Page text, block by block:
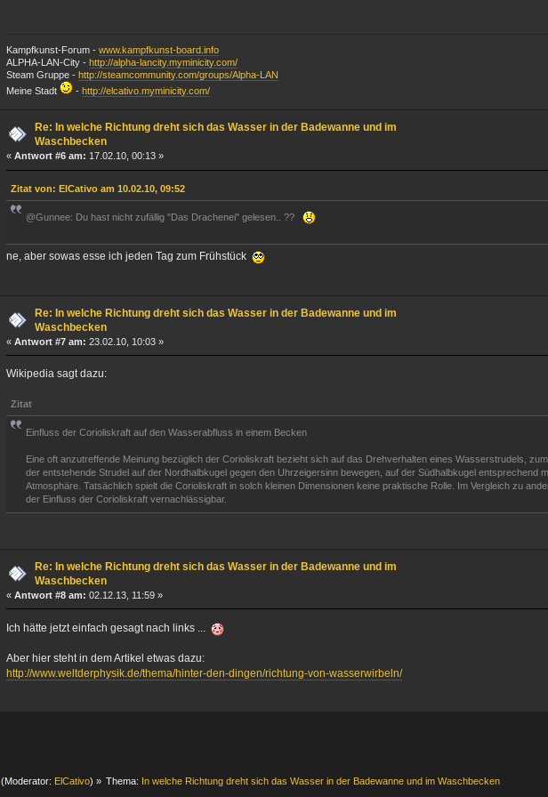
Kampfkunst-Forum - www.kampfkunst-board.info
ALPHA-LAN-City - http://alpha-lancity.myminicity.com/
Steam Gruppe - http://steamcommunity.com/groups/Alpha-LAN
Meine Stadt
- http://elcativo.myminicity.com/
Re: In welche Richtung dreht sich das Wasser in der Badewanne und im
Waschbecken
« Antwort #6 am: 17.02.10, 00:13 »
Zitat von: ElCativo am 10.02.10, 09:52
@Gunnee: Du hast nicht zufällig "Das Drachenei" gelesen.. ??
ne, aber sowas esse ich jeden Tag zum Frühstück
Re: In welche Richtung dreht sich das Wasser in der Badewanne und im
Waschbecken
« Antwort #7 am: 23.02.10, 10:03 »
Wikipedia sagt dazu:
Zitat
Einfluss der Corioliskraft auf den Wasserabfluss in einem Becken
Eine oft anzutreffende Meinung bezüglich der Corioliskraft bezieht sich auf das Drehverhalten eines Wasserstrudels,
der entstehende Strudel auf der Nordhalbkugel gegen den Uhrzeigersinn bewegen, auf der Südhalbkugel entsprechend
Atmosphäre. Tatsächlich spielt die Corioliskraft in solch kleinen Dimensionen keine praktische Rolle. Im Vergleich zu
der Einfluss der Corioliskraft vernachlässigbar.
Re: In welche Richtung dreht sich das Wasser in der Badewanne und im
Waschbecken
« Antwort #8 am: 02.12.13, 11:59 »
Ich hätte jetzt einfach gesagt nach links ...
Aber hier steht in dem Artikel etwas dazu:
http://www.weltderphysik.de/thema/hinter-den-dingen/richtung-von-wasserwirbeln/
(Moderator: ElCativo) » Thema: In welche Richtung dreht sich das Wasser in der Badewanne und im Waschbecken